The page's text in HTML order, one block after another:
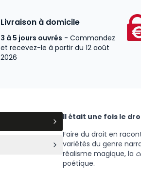
Livraison à domicile
3 à 5 jours ouvrés - Commandez
et recevez-le à partir du 12 août
2026
Il était une fois le
Faire du droit en
variétés du genre
réalisme magique, la
poétique.